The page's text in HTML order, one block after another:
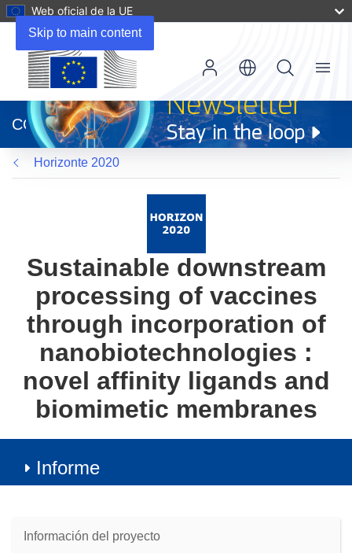
Skip to main content
Web oficial de la UE
abrirá
en
una
nueva
ventana)
CORDIS
Menu
Horizonte 2020
Sustainable downstream
processing of vaccines
through incorporation of
nanobiotechnologies :
novel affinity ligands and
biomimetic membranes
Informe
Información del proyecto